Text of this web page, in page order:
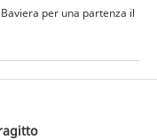
per una partenza il